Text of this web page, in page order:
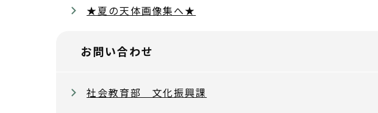
★夏の天体画像集へ★
お問い合わせ
社会教育部 文化振興課